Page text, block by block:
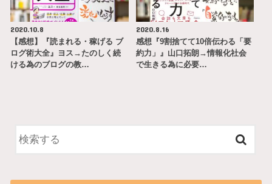
2020.10.8
【感想】『読まれる・稼げる ブ
ログ術大全』ヨス→たのしく続
ける為のブログの教…
2020.8.16
感想『9割捨てて10倍伝わる「要
約力」』山口拓朗→情報化社会
で生きる為に必要…